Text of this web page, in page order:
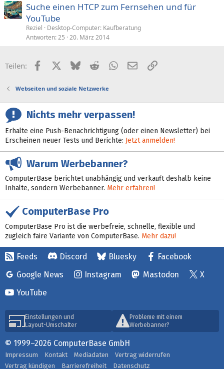
Suche einen HTCP zum Fernsehen und für
YouTube
Reziel
Desktop-Computer: Kaufberatung
Antworten 25 20. März 2014
Teilen: FacebookX (Twitter)
BlueskyRedditWhatsApp
E-MailLink
Webseiten und soziale Netzwerke
Nichts mehr verpassen!
Erhalte eine Push-Benachrichtigung (oder einen Newsletter) bei
Erscheinen neuer Tests und Berichte: Jetzt anmelden!
Warum Werbebanner?
ComputerBase berichtet unabhängig und verkauft deshalb keine
Inhalte, sondern Werbebanner. Mehr erfahren!
ComputerBase Pro
ComputerBase Pro ist die werbefreie, schnelle, flexible und
zugleich faire Variante von ComputerBase. Mehr dazu!
Feeds Discord Bluesky
Facebook
Google News
Instagram Mastodon
X
YouTube
Einstellungen und
Layout-Umschalter
Probleme mit einem
Werbebanner?
© 1999–2026 ComputerBase GmbH
Impressum Kontakt Mediadaten
Vertrag widerrufen
Vertrag kündigen
Barrierefreiheit Datenschutz